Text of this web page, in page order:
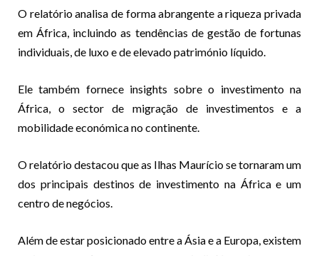
O relatório analisa de forma abrangente a riqueza privada
em África, incluindo as tendências de gestão de fortunas
individuais, de luxo e de elevado património líquido.
Ele também fornece insights sobre o investimento na
África, o sector de migração de investimentos e a
mobilidade económica no continente.
O relatório destacou que as Ilhas Maurício se tornaram um
dos principais destinos de investimento na África e um
centro de negócios.
Além de estar posicionado entre a Ásia e a Europa, existem